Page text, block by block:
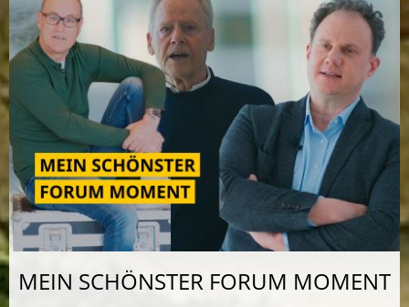
MEIN SCHÖNSTER FORUM MOMENT